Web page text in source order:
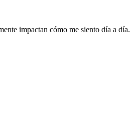
impactan cómo me siento día a día.